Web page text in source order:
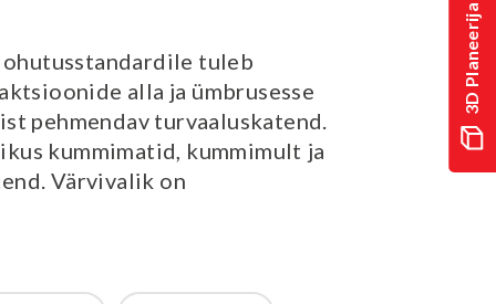
3D Planeerija
UUS! PARKUUR
URBAN sari
Spordivahendid
Välitreeningvahendid
TEQ mängulauad
tuleb
alla ja ümbrusesse
pehmendav turvaaluskatend.
kummimatid, kummimult ja
Värvivalik on